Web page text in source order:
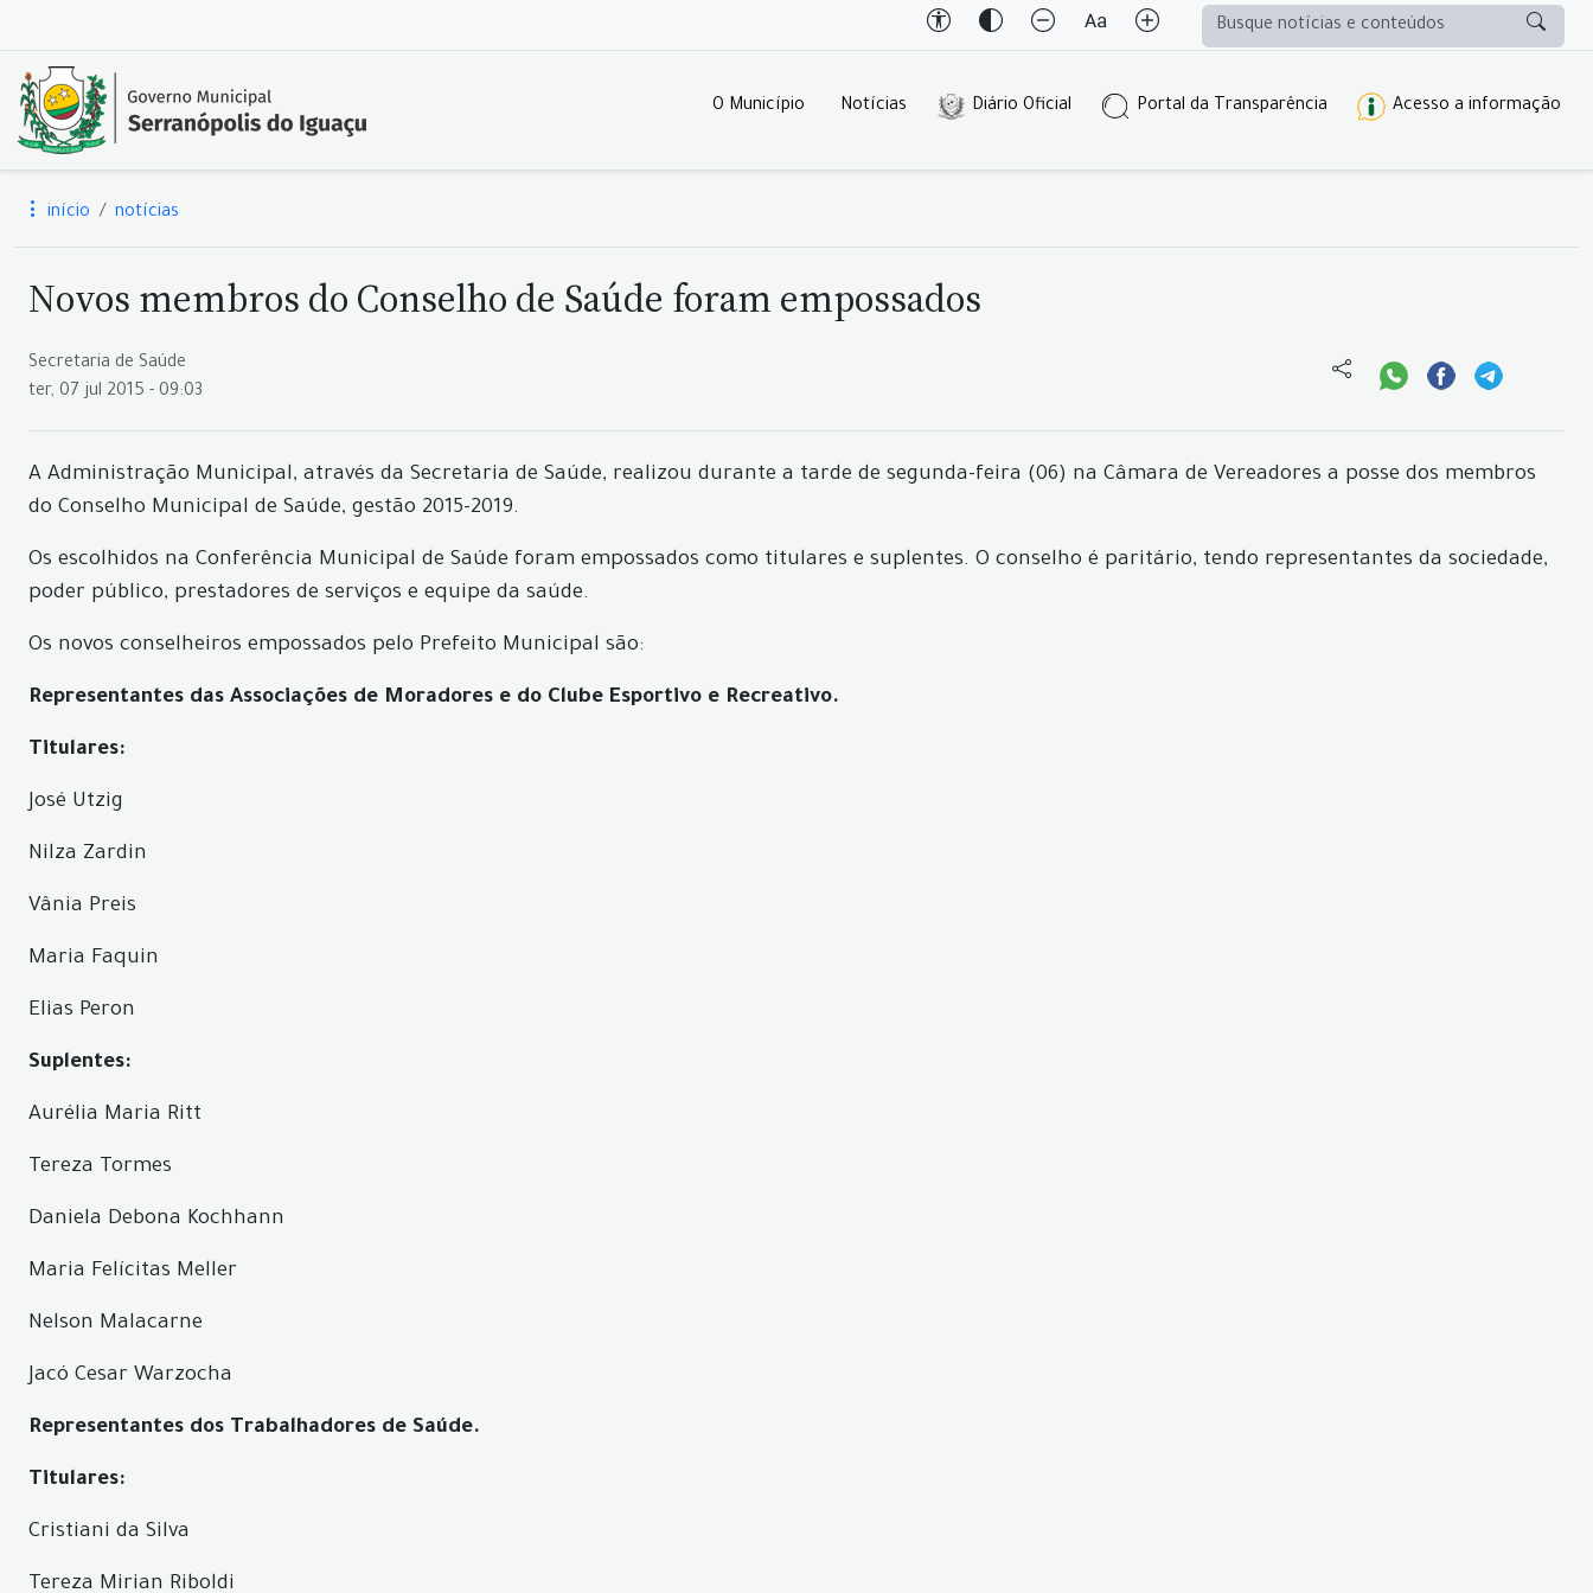
O Município Notícias Diário Oficial Portal da Transparência Acesso a informação
início notícias
Novos membros do Conselho de Saúde foram empossados
Secretaria de Saúde
ter, 07 jul 2015 - 09:03
A Administração Municipal, através da Secretaria de Saúde, realizou durante a tarde de segunda-feira (06) na Câmara de Vereadores a posse dos membros
do Conselho Municipal de Saúde, gestão 2015-2019.
Os escolhidos na Conferência Municipal de Saúde foram empossados como titulares e suplentes. O conselho é paritário, tendo representantes da sociedade,
poder público, prestadores de serviços e equipe da saúde.
Os novos conselheiros empossados pelo Prefeito Municipal são:
Representantes das Associações de Moradores e do Clube Esportivo e Recreativo.
Titulares:
José Utzig
Nilza Zardin
Vânia Preis
Maria Faquin
Elias Peron
Suplentes:
Aurélia Maria Ritt
Tereza Tormes
Daniela Debona Kochhann
Maria Felícitas Meller
Nelson Malacarne
Jacó Cesar Warzocha
Representantes dos Trabalhadores de Saúde.
Titulares:
Cristiani da Silva
Tereza Mirian Riboldi